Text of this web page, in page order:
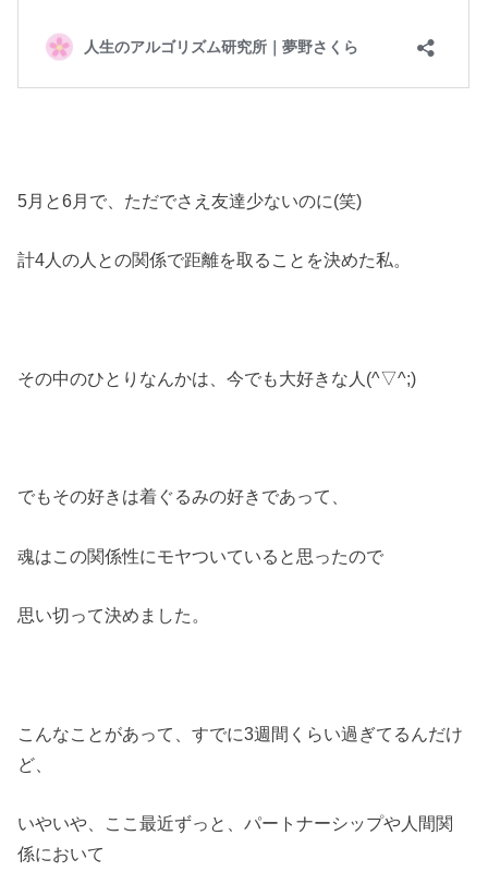
5月と6月で、ただでさえ友達少ないのに(笑)
計4人の人との関係で距離を取ることを決めた私。
その中のひとりなんかは、今でも大好きな人(^▽^;)
でもその好きは着ぐるみの好きであって、
魂はこの関係性にモヤついていると思ったので
思い切って決めました。
こんなことがあって、すでに3週間くらい過ぎてるんだけ
ど、
いやいや、ここ最近ずっと、パートナーシップや人間関
係において